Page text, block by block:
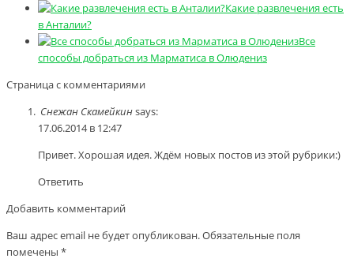
Какие развлечения есть
в Анталии?
Все
способы добраться из Марматиса в Олюдениз
Страница с комментариями
Снежан Скамейкинsays:
17.06.2014 в 12:47
Привет. Хорошая идея. Ждём новых постов из этой рубрики:)
Ответить
Добавить комментарий
Ваш адрес email не будет опубликован.Обязательные поля
помечены *